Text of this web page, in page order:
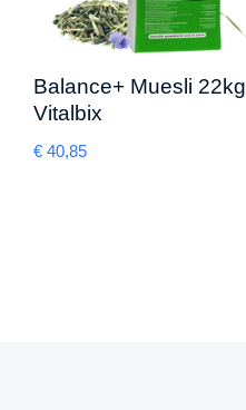
Balance+ Muesli 22kg
Vitalbix
€ 40,85